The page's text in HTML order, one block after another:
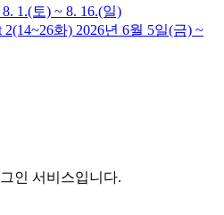
인 서비스입니다.